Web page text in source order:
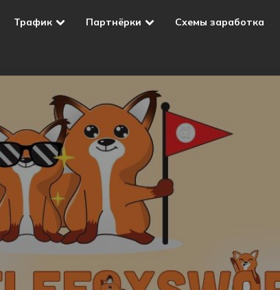
Трафик Партнёрки Схемы заработка